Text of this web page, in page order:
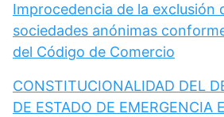
Improcedencia de la exclusión
sociedades anónimas
del Código de Comercio
CONSTITUCIONALIDAD DEL
DE ESTADO DE EMERGENCIA